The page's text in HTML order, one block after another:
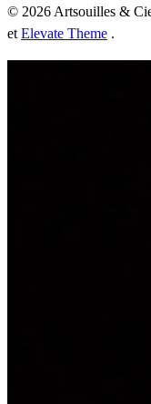
© 2026 Artsouilles &
et Elevate Theme .